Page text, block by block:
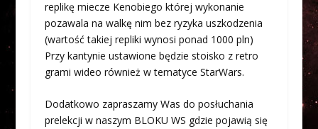
replikę miecze Kenobiego której wykonanie
pozawala na walkę nim bez ryzyka uszkodzenia
(wartość takiej repliki wynosi ponad 1000 pln)
Przy kantynie ustawione będzie stoisko z retro
grami wideo również w tematyce StarWars.
Dodatkowo zapraszamy Was do posłuchania
prelekcji w naszym BLOKU WS gdzie pojawią się